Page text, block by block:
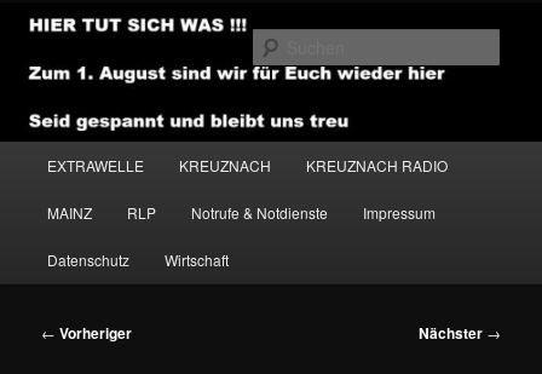
Zum
primären
Inhalt
NEWSHOUSE.MEDIA
EXTRAWELLE KREUZNACH KREUZNACH RADIO
MAINZ RLP Notrufe & Notdienste Impressum
Datenschutz Wirtschaft
Beitragsnavigation
← Vorheriger Nächster →